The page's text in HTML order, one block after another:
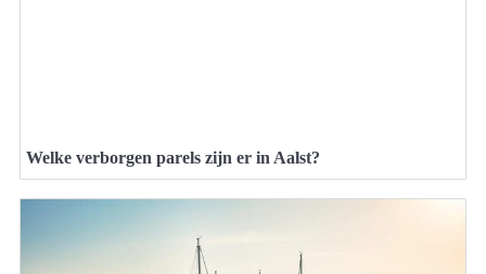
Welke verborgen parels zijn er in Aalst?